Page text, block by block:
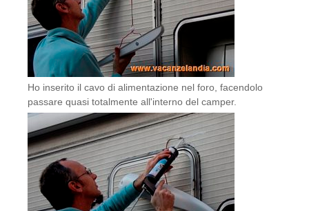
Ho inserito il cavo di alimentazione nel foro, facendolo
passare quasi totalmente all'interno del camper.